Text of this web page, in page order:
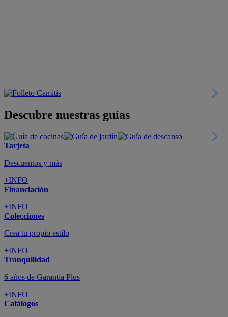
Nueva app
Todo en tu móvil
Suscríbete
Tiendas de sofás y muebles
+INFO
+INFO
+INFO